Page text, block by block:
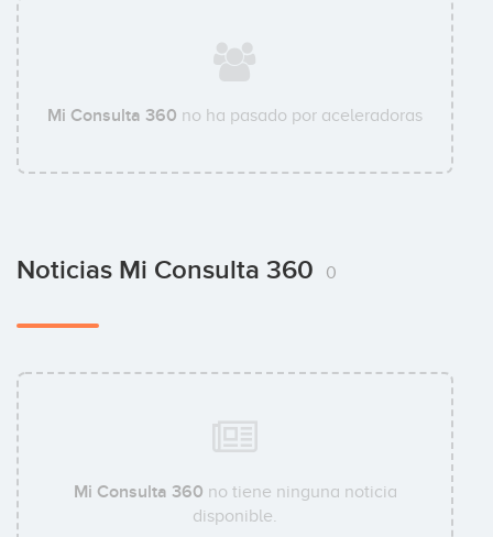
Mi Consulta 360 no ha pasado por aceleradoras
Noticias Mi Consulta 360 0
Mi Consulta 360 no tiene ninguna noticia
disponible.